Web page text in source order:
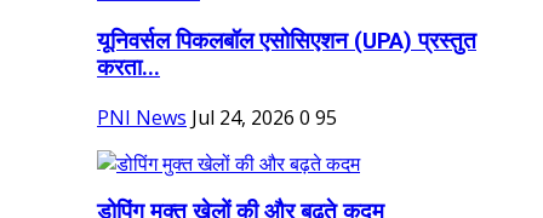
यूनिवर्सल पिकलबॉल एसोसिएशन (UPA) प्रस्तुत
करता...
PNI News Jul 24, 2026 0 95
डोपिंग मुक्त खेलों की और बढ़ते कदम